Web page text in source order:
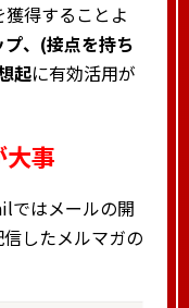
得することよ
、(接点を持ち
起に有効活用が
大事
ではメールの開
したメルマガの